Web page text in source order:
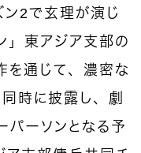
2で玄理が演じ
」東アジア支部の
を通じて、濃密な
時に披露し、劇
パーソンとなる予